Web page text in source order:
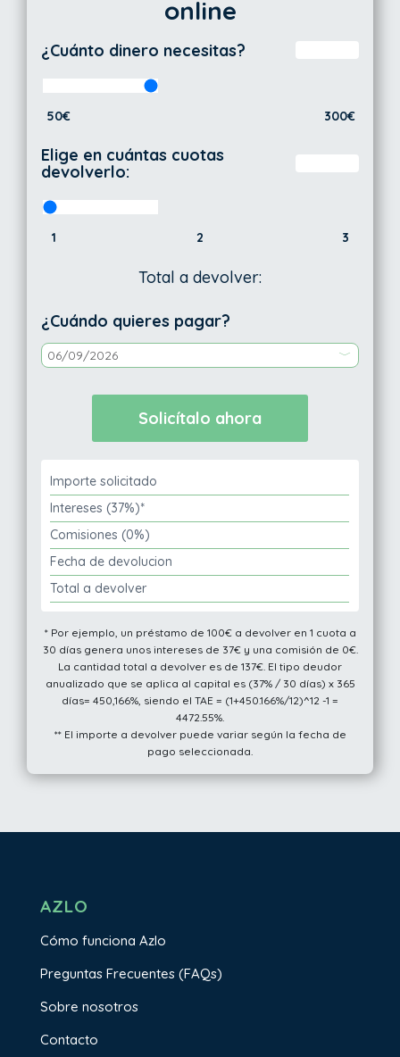
online
¿Cuánto dinero necesitas?
50€ 300€
Elige en cuántas cuotas
devolverlo:
1 2 3
Total a devolver:
¿Cuándo quieres pagar?
Importe solicitado
Intereses (37%)*
Comisiones (0%)
Fecha de devolucion
Total a devolver
* Por ejemplo, un préstamo de 100€ a devolver en 1 cuota a
30 días genera unos intereses de 37€ y una comisión de 0€.
La cantidad total a devolver es de 137€. El tipo deudor
anualizado que se aplica al capital es (37% / 30 días) x 365
días= 450,166%, siendo el TAE = (1+450.166%/12)^12 -1 =
4472.55%.
** El importe a devolver puede variar según la fecha de
pago seleccionada.
AZLO
Cómo funciona Azlo
Preguntas Frecuentes (FAQs)
Sobre nosotros
Contacto